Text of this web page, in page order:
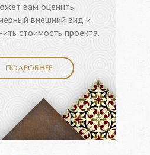
вам оценить
внешний вид и
стоимость проекта.
ПОДРОБНЕЕ